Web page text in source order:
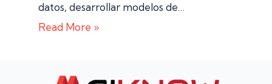
datos, desarrollar modelos de…
Read More »